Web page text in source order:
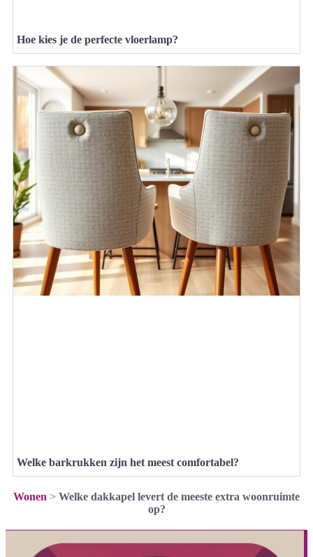
Hoe kies je de perfecte vloerlamp?
Welke barkrukken zijn het meest comfortabel?
Wonen > Welke dakkapel levert de meeste extra woonruimte
op?